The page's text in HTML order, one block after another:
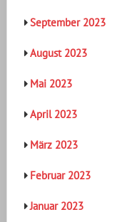
September 2023
August 2023
Mai 2023
April 2023
März 2023
Februar 2023
Januar 2023